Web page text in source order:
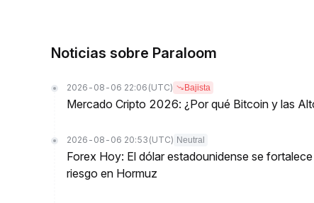
Noticias sobre Paraloom
2026-08-06 22:06 (UTC) Bajista
Mercado Cripto 2026: ¿Por qué Bitcoin y las
2026-08-06 20:53 (UTC) Neutral
Forex Hoy: El dólar estadounidense se
riesgo en Hormuz